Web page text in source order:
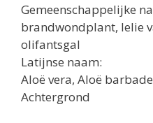
Gemeenschappelijke
brandwondplant, lelie
olifantsgal
Latijnse naam:
Aloë vera, Aloë
Achtergrond